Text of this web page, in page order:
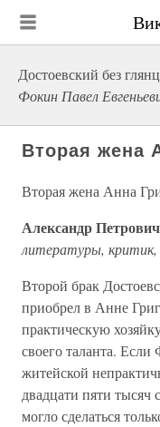
Достоевский без
Фокин Павел
Вторая жена
Вторая жена Анна
Александр
литературы, критик,
Второй брак
приобрел в Анне
практическую
своего таланта.
житейской
двадцати пяти тысяч
могло сделаться